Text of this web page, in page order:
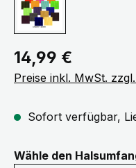
Regulärer Preis:
14,99 €
Preise inkl. MwSt.
Sofort verfügbar,
Wähle den